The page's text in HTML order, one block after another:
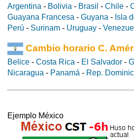
Argentina - Bolivia - Brasil - Chile -
Guayana Francesa - Guyana - Isla
Perú - Surinam - Uruguay -
Cambio horario C.
Belice - Costa Rica - El Salvador -
Nicaragua - Panamá - Rep.
Ejemplo México